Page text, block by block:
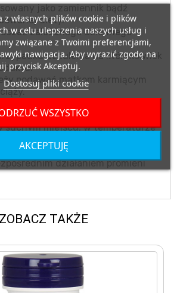
diety.
zalecanego dziennego
uczulenia na którykolwiek
podawać matkom karmiącym
suchym miejscu, w temperaturze
niedostępnym dla małych
działaniem promieni
ZOBACZ TAKŻE
z własnych plików cookie i plików
w celu ulepszenia naszych usług i
związane z Twoimi preferencjami,
nawigacja. Aby wyrazić zgodę na
przycisk Akceptuj.
Dostosuj pliki cookie
WSZYSTKO
AKCEPTUJĘ